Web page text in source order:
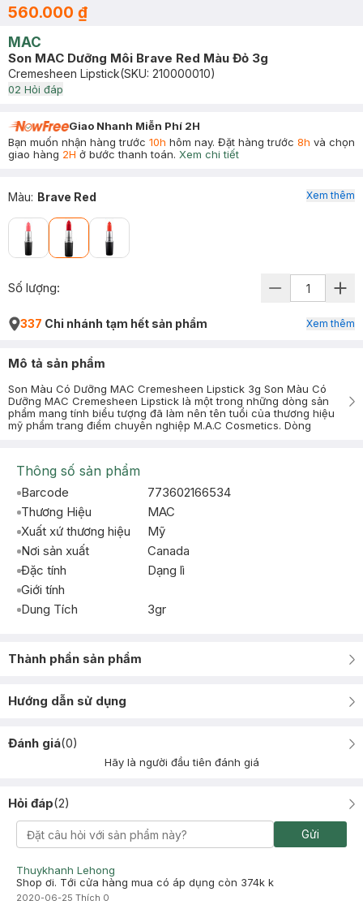
560.000 ₫
MAC
Son MAC Dưỡng Môi Brave Red Màu Đỏ 3g
Cremesheen Lipstick(SKU: 210000010)
02 Hỏi đáp
Giao Nhanh Miễn Phí 2H
Bạn muốn nhận hàng trước 10h hôm nay. Đặt hàng trước 8h và chọn
giao hàng 2H ở bước thanh toán. Xem chi tiết
Màu: Brave Red Xem thêm
Số lượng:
337 Chi nhánh tạm hết sản phẩm Xem thêm
Mô tả sản phẩm
Son Màu Có Dưỡng MAC Cremesheen Lipstick 3g Son Màu Có
Dưỡng MAC Cremesheen Lipstick là một trong những dòng sản
phẩm mang tính biểu tượng đã làm nên tên tuổi của thương hiệu
mỹ phẩm trang điểm chuyên nghiệp M.A.C Cosmetics. Dòng
Thông số sản phẩm
Barcode
773602166534
Thương Hiệu
MAC
Xuất xứ thương hiệu
Mỹ
Nơi sản xuất
Canada
Đặc tính
Dạng lì
Giới tính
Dung Tích
3gr
Thành phần sản phẩm
Hướng dẫn sử dụng
Đánh giá(0)
Hãy là người đầu tiên đánh giá
Hỏi đáp(2)
Gửi
Thuykhanh Lehong
Shop ơi. Tới cửa hàng mua có áp dụng còn 374k k
2020-06-25 Thích 0